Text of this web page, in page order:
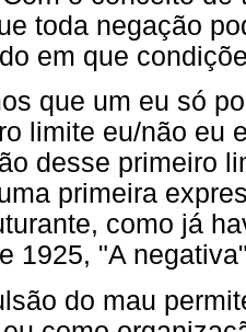
toda negação
em que
que um eu só
limite eu/não eu
desse primeiro
primeira
como já
1925, "A
do mau